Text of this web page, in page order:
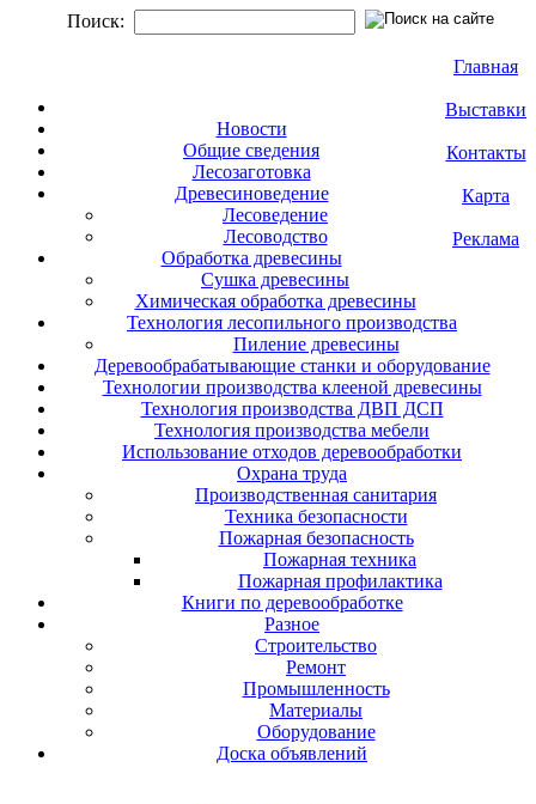
Поиск:
Главная
Выставки
Контакты
Карта
Реклама
Новости
Общие сведения
Лесозаготовка
Древесиноведение
Лесоведение
Лесоводство
Обработка древесины
Сушка древесины
Химическая обработка древесины
Технология лесопильного производства
Пиление древесины
Деревообрабатывающие станки и оборудование
Технологии производства клееной древесины
Технология производства ДВП ДСП
Технология производства мебели
Использование отходов деревообработки
Охрана труда
Производственная санитария
Техника безопасности
Пожарная безопасность
Пожарная техника
Пожарная профилактика
Книги по деревообработке
Разное
Строительство
Ремонт
Промышленность
Материалы
Оборудование
Доска объявлений